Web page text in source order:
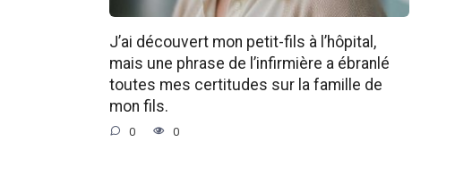
J’ai découvert mon petit-fils à l’hôpital,
mais une phrase de l’infirmière a ébranlé
toutes mes certitudes sur la famille de
mon fils.
0 0